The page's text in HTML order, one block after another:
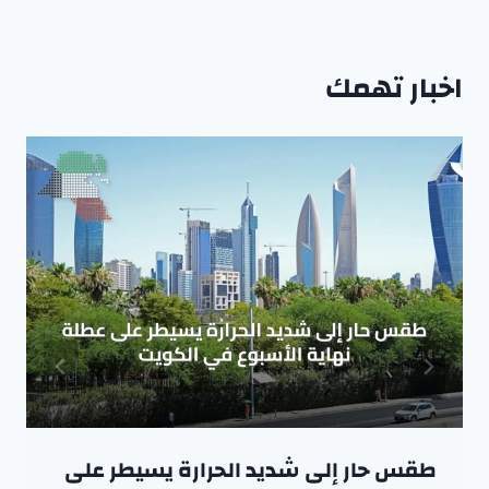
اخبار تهمك
طقس حار إلى شديد الحرارة يسيطر على